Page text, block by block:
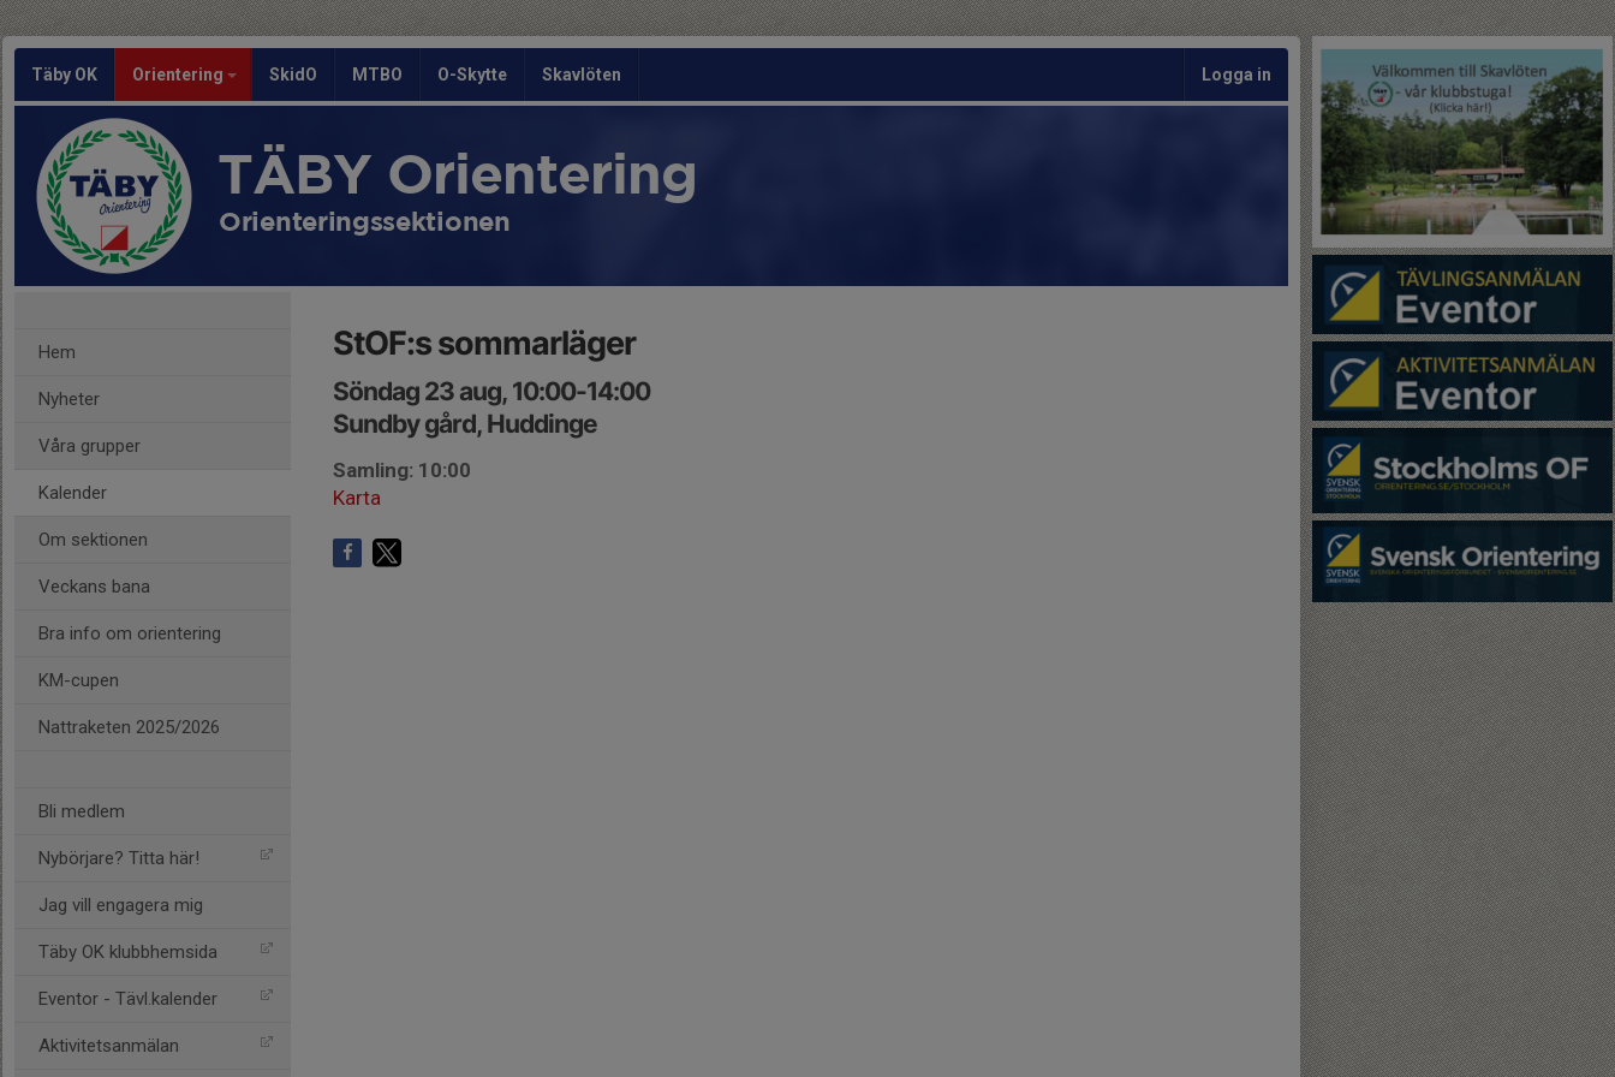
Täby OK Orientering SkidO MTBO O-Skytte Skavlöten Logga in
TÄBY Orientering
Orienteringssektionen
Hem
Nyheter
Våra grupper
Kalender
Om sektionen
Veckans bana
Bra info om orientering
KM-cupen
Nattraketen 2025/2026
Bli medlem
Nybörjare? Titta här!
Jag vill engagera mig
Täby OK klubbhemsida
Eventor - Tävl.kalender
Aktivitetsanmälan
StOF:s sommarläger
Söndag 23 aug, 10:00-14:00
Sundby gård, Huddinge
Samling: 10:00
Karta